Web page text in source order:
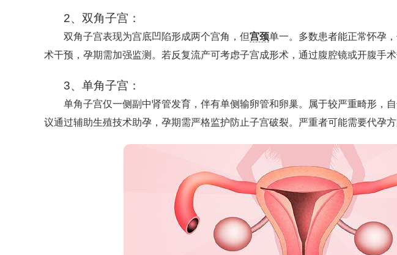
2、双角子宫：
双角子宫表现为宫底凹陷形成两个宫角，但宫颈单一。多数患者能正常怀孕
术干预，孕期需加强监测。若反复流产可考虑子宫成形术，通过腹腔镜或开腹手术
3、单角子宫：
单角子宫仅一侧副中肾管发育，伴有单侧输卵管和卵巢。属于较严重畸形，
议通过辅助生殖技术助孕，孕期需严格监护防止子宫破裂。严重者可能需要代孕方